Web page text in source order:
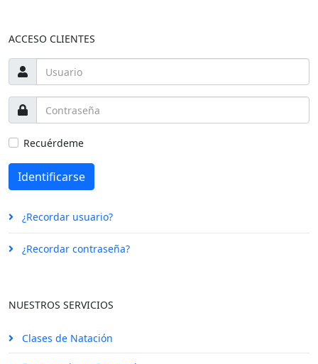
ACCESO CLIENTES
Recuérdeme
Identificarse
¿Recordar usuario?
¿Recordar contraseña?
NUESTROS SERVICIOS
Clases de Natación